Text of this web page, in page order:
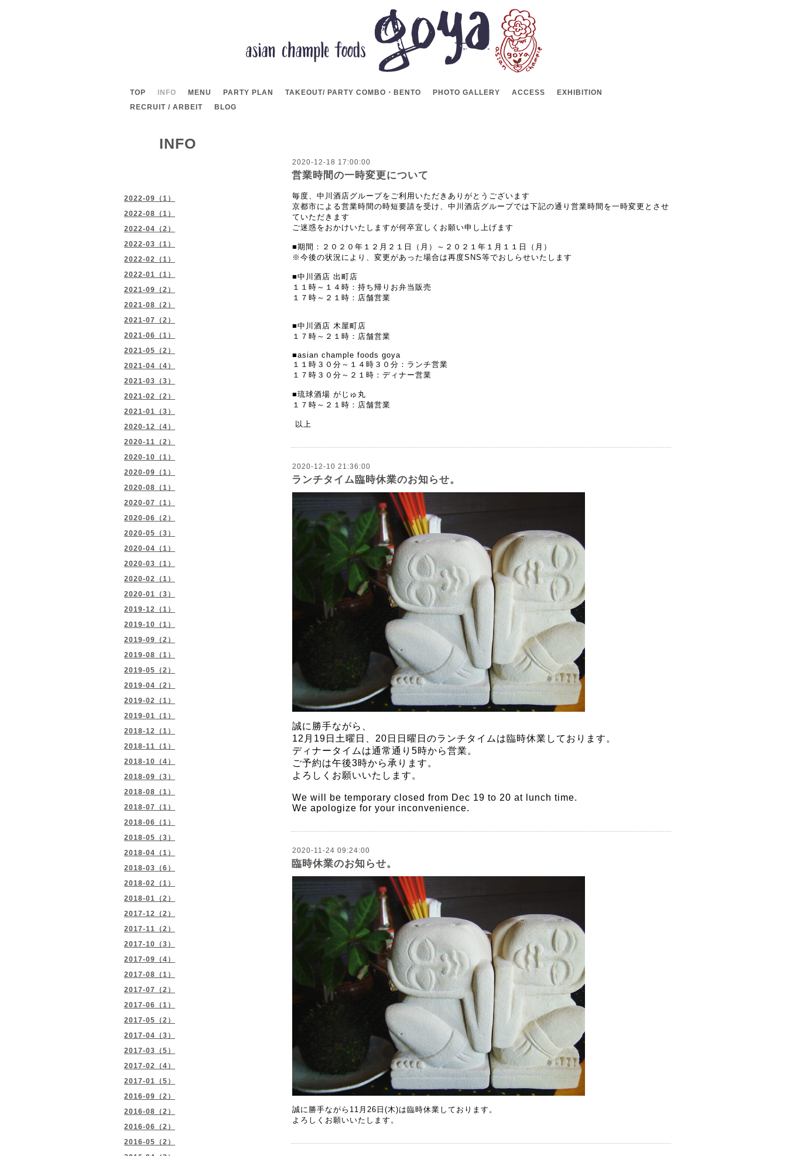
TOP INFO MENU PARTY PLAN TAKEOUT/ PARTY COMBO・BENTO PHOTO GALLERY ACCESS
EXHIBITION
RECRUIT / ARBEIT
BLOG
2022-09（1）
2022-08（1）
2022-04（2）
2022-03（1）
2022-02（1）
2022-01（1）
2021-09（2）
2021-08（2）
2021-07（2）
2021-06（1）
2021-05（2）
2021-04（4）
2021-03（3）
2021-02（2）
2021-01（3）
2020-12（4）
2020-11（2）
2020-10（1）
2020-09（1）
2020-08（1）
2020-07（1）
2020-06（2）
2020-05（3）
2020-04（1）
2020-03（1）
2020-02（1）
2020-01（3）
2019-12（1）
2019-10（1）
2019-09（2）
2019-08（1）
2019-05（2）
2019-04（2）
2019-02（1）
2019-01（1）
2018-12（1）
2018-11（1）
2018-10（4）
2018-09（3）
2018-08（1）
2018-07（1）
2018-06（1）
2018-05（3）
2018-04（1）
2018-03（6）
2018-02（1）
2018-01（2）
2017-12（2）
2017-11（2）
2017-10（3）
2017-09（4）
2017-08（1）
2017-07（2）
2017-06（1）
2017-05（2）
2017-04（3）
2017-03（5）
2017-02（4）
2017-01（5）
2016-09（2）
2016-08（2）
2016-06（2）
2016-05（2）
INFO
2020-12-18 17:00:00
営業時間の一時変更について
毎度、中川酒店グループをご利用いただきありがとうございます
京都市による営業時間の時短要請を受け、中川酒店グループでは下記の通り営業時間を一時変更とさせ
ていただきます
ご迷惑をおかけいたしますが何卒宜しくお願い申し上げます
■期間：２０２０年１２月２１日（月）～２０２１年１月１１日（月）
※今後の状況により、変更があった場合は再度SNS等でおしらせいたします
■中川酒店 出町店
１１時～１４時：持ち帰りお弁当販売
１７時～２１時：店舗営業
■中川酒店 木屋町店
１７時～２１時：店舗営業
■asian chample foods goya
１１時３０分～１４時３０分：ランチ営業
１７時３０分～２１時：ディナー営業
■琉球酒場 がじゅ丸
１７時～２１時：店舗営業
以上
2020-12-10 21:36:00
ランチタイム臨時休業のお知らせ。
誠に勝手ながら、
12月19日土曜日、20日日曜日のランチタイムは臨時休業しております。
ディナータイムは通常通り5時から営業。
ご予約は午後3時から承ります。
よろしくお願いいたします。
We will be temporary closed from Dec 19 to 20 at lunch time.
We apologize for your inconvenience.
2020-11-24 09:24:00
臨時休業のお知らせ。
誠に勝手ながら11月26日(木)は臨時休業しております。
よろしくお願いいたします。